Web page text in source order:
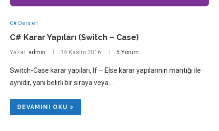
C# Dersleri
C# Karar Yapıları (Switch – Case)
Yazar: admin 16 Kasım 2016 5 Yorum
Switch-Case karar yapıları, If – Else karar yapılarının mantığı ile
aynıdır, yani belirli bir sıraya veya…
DEVAMINI OKU